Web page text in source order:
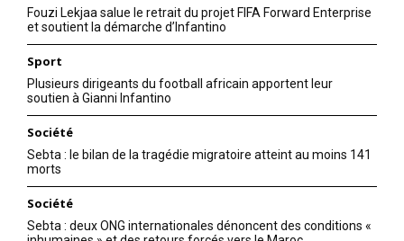
Fouzi Lekjaa salue le retrait du projet FIFA Forward Enterprise
et soutient la démarche d’Infantino
Sport
Plusieurs dirigeants du football africain apportent leur
soutien à Gianni Infantino
Société
Sebta : le bilan de la tragédie migratoire atteint au moins 141
morts
Société
Sebta : deux ONG internationales dénoncent des conditions «